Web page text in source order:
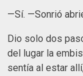
—Sí. —Sonrió
Dio solo dos
del lugar la
sentía al estar